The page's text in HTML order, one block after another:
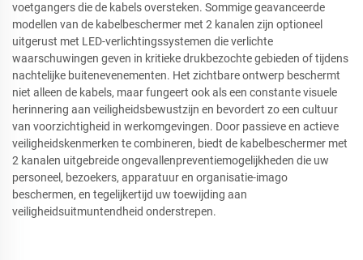
voetgangers die de kabels oversteken. Sommige geavanceerde
modellen van de kabelbeschermer met 2 kanalen zijn optioneel
uitgerust met LED-verlichtingssystemen die verlichte
waarschuwingen geven in kritieke drukbezochte gebieden of tijdens
nachtelijke buitenevenementen. Het zichtbare ontwerp beschermt
niet alleen de kabels, maar fungeert ook als een constante visuele
herinnering aan veiligheidsbewustzijn en bevordert zo een cultuur
van voorzichtigheid in werkomgevingen. Door passieve en actieve
veiligheidskenmerken te combineren, biedt de kabelbeschermer met
2 kanalen uitgebreide ongevallenpreventiemogelijkheden die uw
personeel, bezoekers, apparatuur en organisatie-imago
beschermen, en tegelijkertijd uw toewijding aan
veiligheidsuitmuntendheid onderstrepen.